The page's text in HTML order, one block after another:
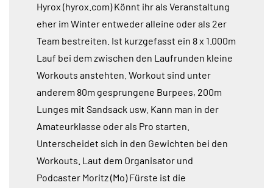
Hyrox (hyrox.com) Könnt ihr als Veranstaltung
eher im Winter entweder alleine oder als 2er
Team bestreiten. Ist kurzgefasst ein 8 x 1.000m
Lauf bei dem zwischen den Laufrunden kleine
Workouts anstehten. Workout sind unter
anderem 80m gesprungene Burpees, 200m
Lunges mit Sandsack usw. Kann man in der
Amateurklasse oder als Pro starten.
Unterscheidet sich in den Gewichten bei den
Workouts. Laut dem Organisator und
Podcaster Moritz (Mo) Fürste ist die